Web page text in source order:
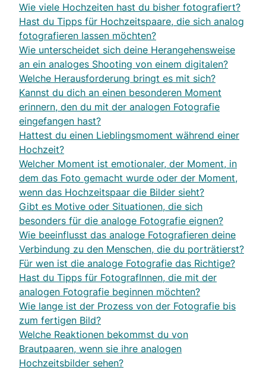
Wie viele Hochzeiten hast du bisher fotografiert?
Hast du Tipps für Hochzeitspaare, die sich analog
fotografieren lassen möchten?
Wie unterscheidet sich deine Herangehensweise
an ein analoges Shooting von einem digitalen?
Welche Herausforderung bringt es mit sich?
Kannst du dich an einen besonderen Moment
erinnern, den du mit der analogen Fotografie
eingefangen hast?
Hattest du einen Lieblingsmoment während einer
Hochzeit?
Welcher Moment ist emotionaler, der Moment, in
dem das Foto gemacht wurde oder der Moment,
wenn das Hochzeitspaar die Bilder sieht?
Gibt es Motive oder Situationen, die sich
besonders für die analoge Fotografie eignen?
Wie beeinflusst das analoge Fotografieren deine
Verbindung zu den Menschen, die du porträtierst?
Für wen ist die analoge Fotografie das Richtige?
Hast du Tipps für FotografInnen, die mit der
analogen Fotografie beginnen möchten?
Wie lange ist der Prozess von der Fotografie bis
zum fertigen Bild?
Welche Reaktionen bekommst du von
Brautpaaren, wenn sie ihre analogen
Hochzeitsbilder sehen?